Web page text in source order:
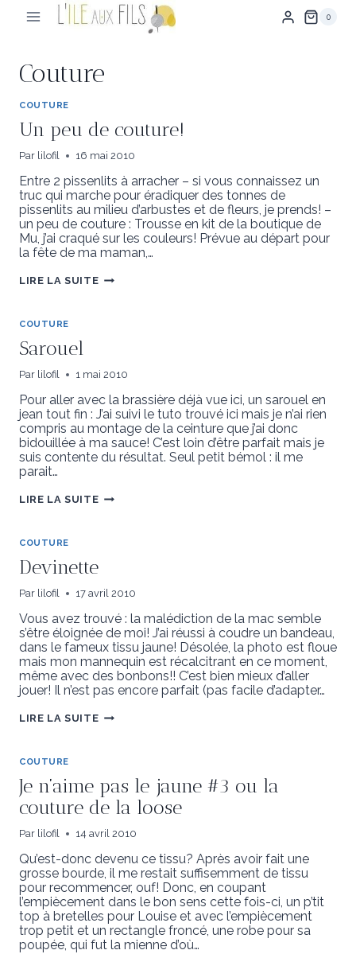
0
Couture
COUTURE
Un peu de couture!
Par lilofil 16 mai 2010
Entre 2 pissenlits à arracher – si vous connaissez un
truc qui marche pour éradiquer des tonnes de
pissenlits au milieu d’arbustes et de fleurs, je prends! –
un peu de couture : Trousse en kit de la boutique de
Mu, j’ai craqué sur les couleurs! Prévue au départ pour
la fête de ma maman,…
LIRE LA SUITEUN
COUTURE
Sarouel
Par lilofil 1 mai 2010
Pour aller avec la brassière déjà vue ici, un sarouel en
jean tout fin : J’ai suivi le tuto trouvé ici mais je n’ai rien
compris au montage de la ceinture que j’ai donc
bidouillée à ma sauce! C’est loin d’être parfait mais je
suis contente du résultat. Seul petit bémol : il me
parait…
LIRE LA SUITESAROUEL
COUTURE
Devinette
Par lilofil 17 avril 2010
Vous avez trouvé : la malédiction de la mac semble
s’être éloignée de moi! J’ai réussi à coudre un bandeau,
dans le fameux tissu jaune! Désolée, la photo est floue
mais mon mannequin est récalcitrant en ce moment,
même avec des bonbons!! C’est bien mieux d’aller
jouer! Il n’est pas encore parfait (pas facile d’adapter…
LIRE LA SUITEDEVINETTE
COUTURE
Je n’aime pas le jaune #3 ou la
couture de la loose
Par lilofil 14 avril 2010
Qu’est-donc devenu ce tissu? Après avoir fait une
grosse bourde, il me restait suffisemment de tissu
pour recommencer, ouf! Donc, en coupant
l’empiècement dans le bon sens cette fois-ci, un p’tit
top à bretelles pour Louise et avec l’empiècement
trop petit et un rectangle froncé, une robe pour sa
poupée, qui fut la mienne d’où…